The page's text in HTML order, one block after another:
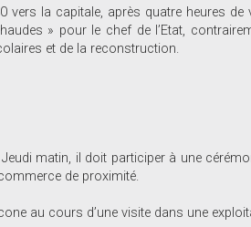
la capitale, après quatre heures de
» pour le chef de l’Etat,
et de la reconstruction.
matin, il doit participer à une
de proximité.
au cours d’une visite dans une